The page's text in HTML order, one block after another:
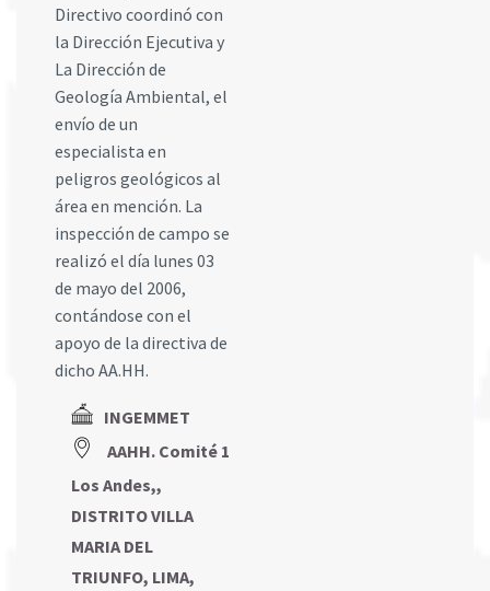
Directivo coordinó con
la Dirección Ejecutiva y
La Dirección de
Geología Ambiental, el
envío de un
especialista en
peligros geológicos al
área en mención. La
inspección de campo se
realizó el día lunes 03
de mayo del 2006,
contándose con el
apoyo de la directiva de
dicho AA.HH.
INGEMMET
AAHH. Comité 1
Los Andes,,
DISTRITO VILLA
MARIA DEL
TRIUNFO, LIMA,